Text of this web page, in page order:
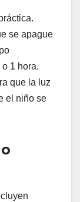
se apague
1 hora.
que la luz
el niño se